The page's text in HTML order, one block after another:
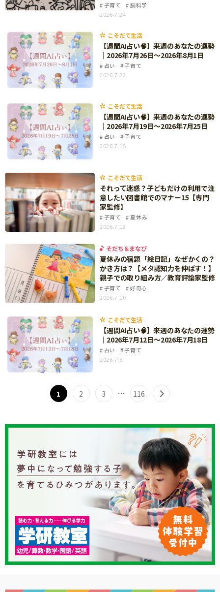
「こそだてまっぷ」とは
サイトのご利⽤にあたって
個⼈情報について
お問い合わせ
子育て
脳科学
2026.7.24
こそだて生活
【週間AI占い🧠】来週のあなたの運勢
｜2026年7月26日〜2026年8月1日
占い
子育て
2026.7.22
こそだて生活
【週間AI占い🧠】来週のあなたの運勢
｜2026年7月19日〜2026年7月25日
占い
子育て
2026.7.15
こそだて生活
それって迷惑？子どもだけの利用で注
意したい図書館でのマナー15【専門
家監修】
子育て
夏休み
2026.7.13
そだち＆まなび
夏休みの宿題「絵日記」なぜかくの？
かき方は？【メタ認知力を伸ばす！】
親子での取り組み方／教育評論家監修
子育て
好奇心
2026.7.10
こそだて生活
【週間AI占い🧠】来週のあなたの運勢
｜2026年7月12日〜2026年7月18日
占い
子育て
2026.7.8
1 2 3 … 116